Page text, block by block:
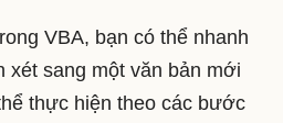
VBA, bạn có thể nhanh
xét sang một văn bản mới
thực hiện theo các bước